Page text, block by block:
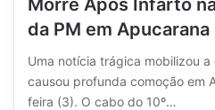
Morre Após Infarto
da PM em Apucarana
Uma notícia trágica mobilizou
causou profunda comoção em
feira (3). O cabo do 10º…